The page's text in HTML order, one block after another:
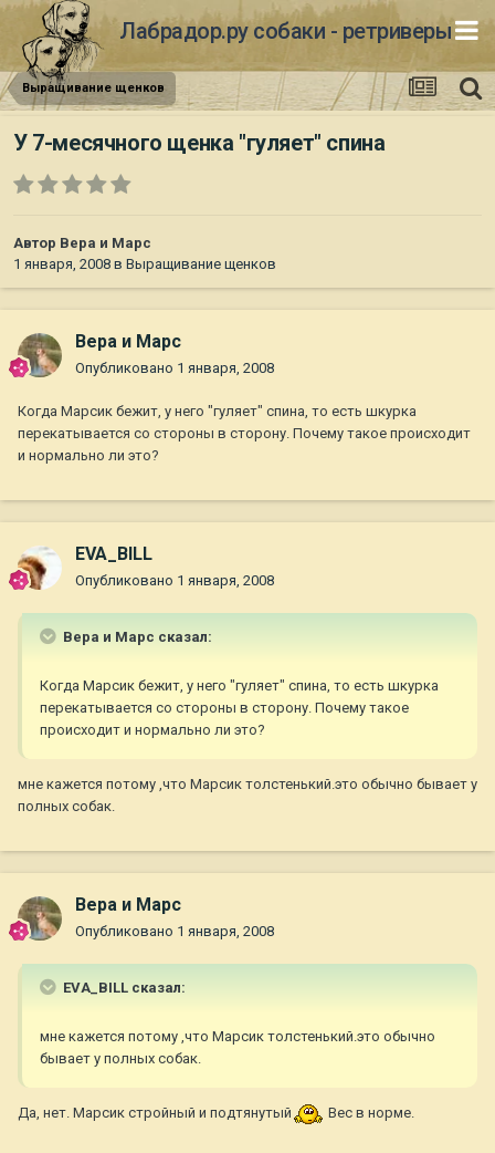
Лабрадор.ру собаки - ретриверы
Выращивание щенков
У 7-месячного щенка "гуляет" спина
Автор Вера и Марс
1 января, 2008 в Выращивание щенков
Вера и Марс
Опубликовано 1 января, 2008
Когда Марсик бежит, у него "гуляет" спина, то есть шкурка
перекатывается со стороны в сторону. Почему такое происходит
и нормально ли это?
EVA_BILL
Опубликовано 1 января, 2008
Вера и Марс сказал:
Когда Марсик бежит, у него "гуляет" спина, то есть шкурка
перекатывается со стороны в сторону. Почему такое
происходит и нормально ли это?
мне кажется потому ,что Марсик толстенький.это обычно бывает у
полных собак.
Вера и Марс
Опубликовано 1 января, 2008
EVA_BILL сказал:
мне кажется потому ,что Марсик толстенький.это обычно
бывает у полных собак.
Да, нет. Марсик стройный и подтянутый Вес в норме.